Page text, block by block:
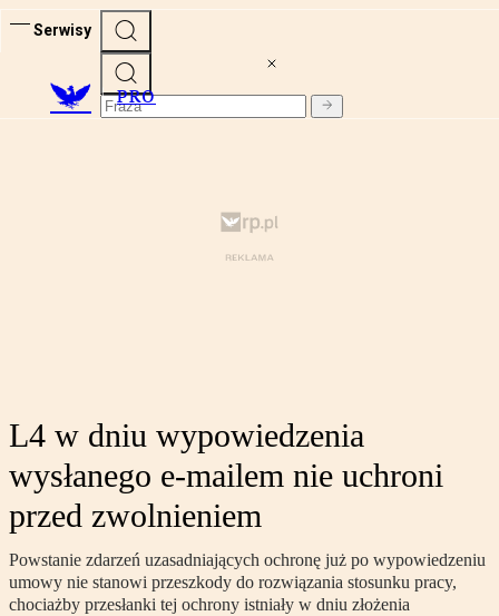
Serwisy
PRO
L4 w dniu wypowiedzenia
wysłanego e-mailem nie uchroni
przed zwolnieniem
Powstanie zdarzeń uzasadniających ochronę już po wypowiedzeniu
umowy nie stanowi przeszkody do rozwiązania stosunku pracy,
chociażby przesłanki tej ochrony istniały w dniu złożenia